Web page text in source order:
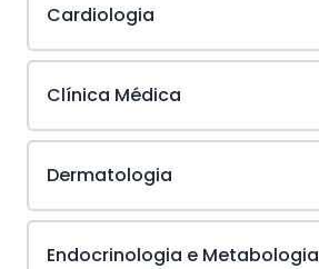
Cardiologia
Clínica Médica
Dermatologia
Endocrinologia e Metabologia